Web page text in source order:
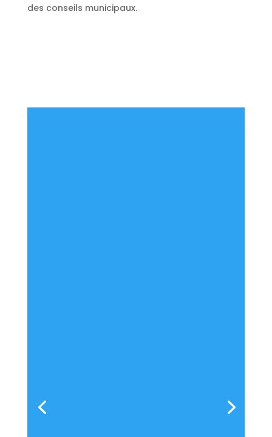
des conseils municipaux.